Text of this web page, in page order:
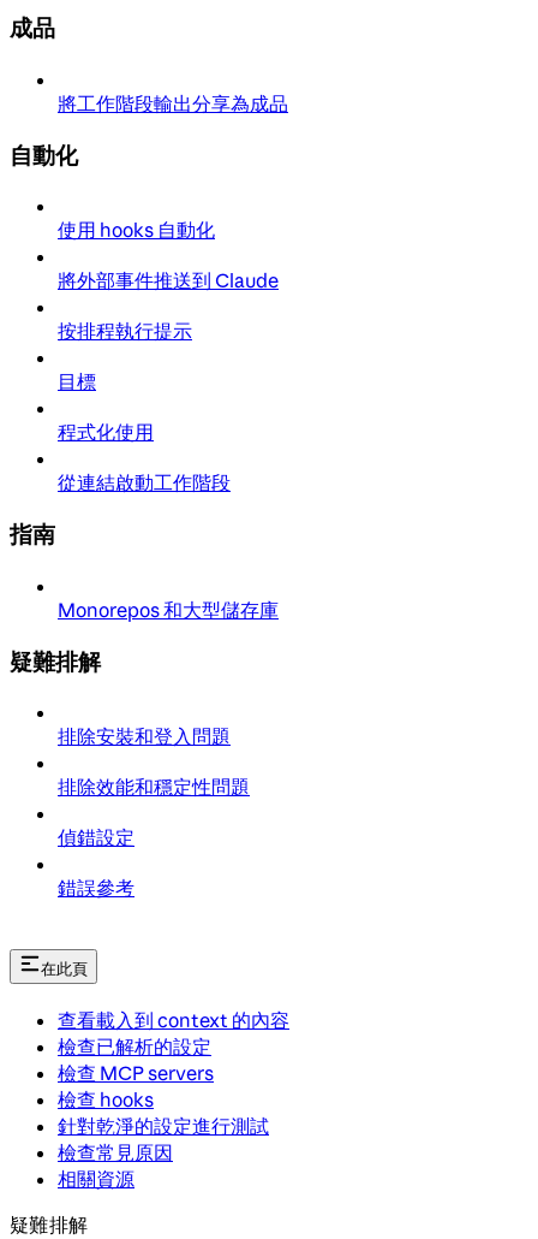
成品
將工作階段輸出分享為成品
自動化
使用 hooks 自動化
將外部事件推送到 Claude
按排程執行提示
目標
程式化使用
從連結啟動工作階段
指南
Monorepos 和大型儲存庫
疑難排解
排除安裝和登入問題
排除效能和穩定性問題
偵錯設定
錯誤參考
在此頁
查看載入到 context 的內容
檢查已解析的設定
檢查 MCP servers
檢查 hooks
針對乾淨的設定進行測試
檢查常見原因
相關資源
疑難排解